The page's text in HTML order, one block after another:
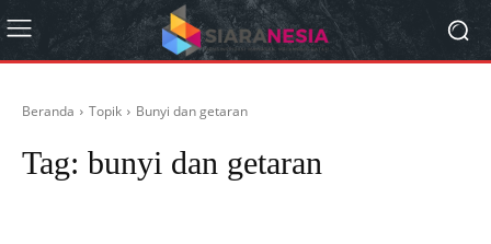
Beranda Topik Bunyi dan getaran
Tag: bunyi dan getaran